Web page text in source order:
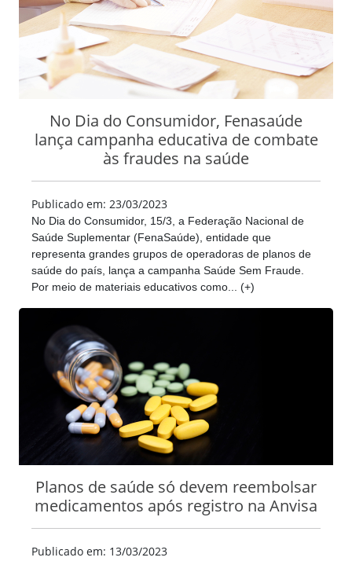
No Dia do Consumidor, Fenasaúde
lança campanha educativa de combate
às fraudes na saúde
Publicado em: 23/03/2023
No Dia do Consumidor, 15/3, a Federação Nacional de
Saúde Suplementar (FenaSaúde), entidade que
representa grandes grupos de operadoras de planos de
saúde do país, lança a campanha Saúde Sem Fraude.
Por meio de materiais educativos como... (+)
Planos de saúde só devem reembolsar
medicamentos após registro na Anvisa
Publicado em: 13/03/2023